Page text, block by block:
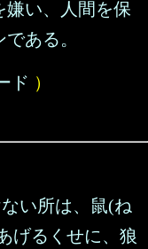
嫌い、人間を保
ある。
ド ）
い所は、鼠(ね
げるくせに、狼